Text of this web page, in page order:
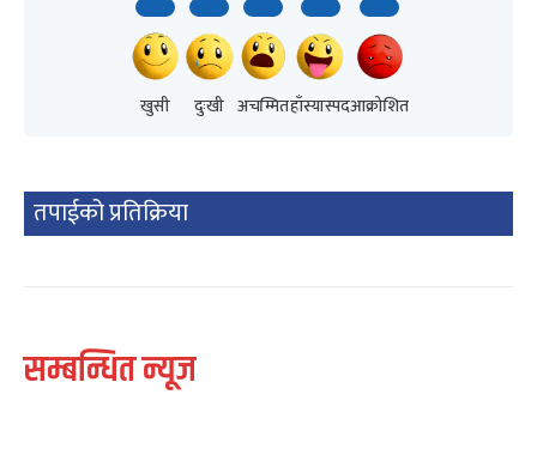
खुसी दुःखी अचम्मितहाँस्यास्पदआक्रोशित
तपाईको प्रतिक्रिया
सम्बन्धित न्यूज